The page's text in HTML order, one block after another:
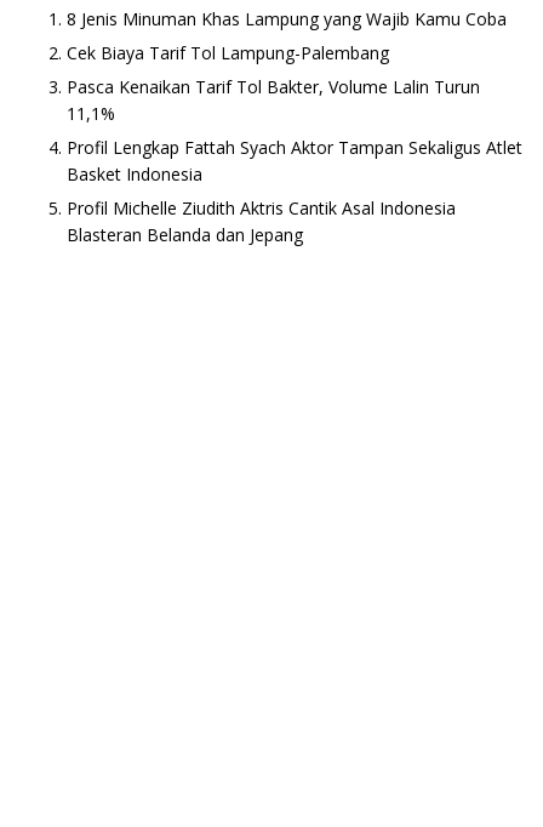
8 Jenis Minuman Khas Lampung yang Wajib Kamu Coba
Cek Biaya Tarif Tol Lampung-Palembang
Pasca Kenaikan Tarif Tol Bakter, Volume Lalin Turun
11,1%
Profil Lengkap Fattah Syach Aktor Tampan Sekaligus Atlet
Basket Indonesia
Profil Michelle Ziudith Aktris Cantik Asal Indonesia
Blasteran Belanda dan Jepang